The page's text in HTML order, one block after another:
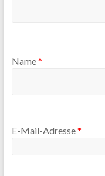
Name*
E-Mail-Adresse*